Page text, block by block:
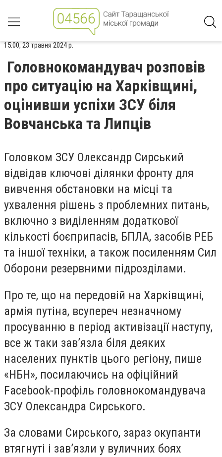
15:00, 23 травня 2024 р.
Головнокомандувач розповів
про ситуацію на Харківщині,
оцінивши успіхи ЗСУ біля
Вовчанська та Липців
Головком ЗСУ Олександр Сирський
відвідав ключові ділянки фронту для
вивчення обстановки на місці та
ухвалення рішень з проблемних питань,
включно з виділенням додаткової
кількості боєприпасів, БПЛА, засобів РЕБ
та іншої техніки, а також посиленням Сил
Оборони резервними підрозділами.
Про те, що на передовій на Харківщині,
армія путіна, всупереч незначному
просуванню в період активізації наступу,
все ж таки зав’язла біля деяких
населених пунктів цього регіону, пише
«НБН», посилаючись на офіційний
Facebook-профіль головнокомандувача
ЗСУ Олександра Сирського.
За словами Сирського, зараз окупанти
втягнуті і зав’язли у вуличних боях